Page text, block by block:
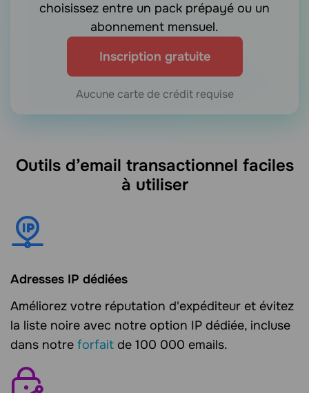
choisissez entre un pack prépayé ou un
abonnement mensuel.
Inscription gratuite
Aucune carte de crédit requise
Outils d’email transactionnel faciles
à utiliser
Adresses IP dédiées
Améliorez votre réputation d'expéditeur et évitez
la liste noire avec notre option IP dédiée, incluse
dans notre forfait de 100 000 emails.